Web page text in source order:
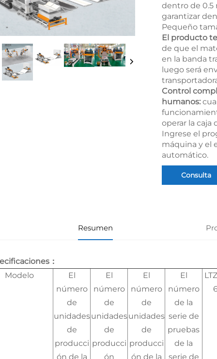
dentro de 0.5
garantizar
Pequeño
El producto
de que el
en la banda
luego será
Control
humanos:
operar la caja
Ingrese el
máquina y el
automático.
Consulta
Resumen
：
Modelo
El
número
de
unidades
de
producci
ón de la
El
número
de
unidades
de
producci
ón
El
número
de
unidades
de
producci
ón de la
El
número
de la
serie de
pruebas
de la
serie de